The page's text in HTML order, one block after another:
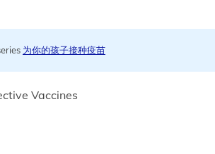
为你的孩子接种疫苗
Vaccines